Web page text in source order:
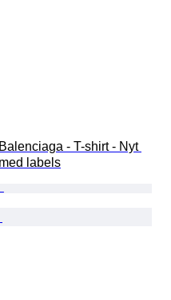
Balenciaga - T-shirt - Nyt
med labels